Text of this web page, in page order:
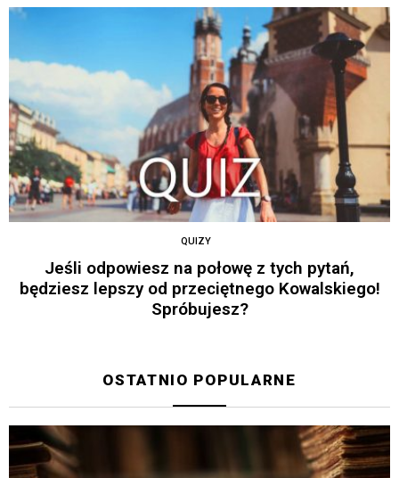
QUIZY
Jeśli odpowiesz na połowę z tych pytań,
będziesz lepszy od przeciętnego Kowalskiego!
Spróbujesz?
OSTATNIO POPULARNE